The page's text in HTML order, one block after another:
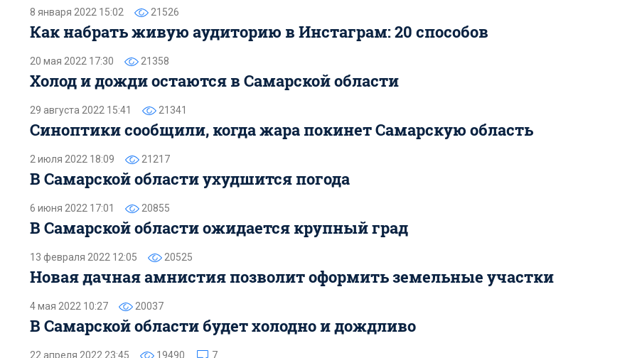
8 января 2022 15:02 21526
Как набрать живую аудиторию в Инстаграм: 20 способов
20 мая 2022 17:30 21358
Холод и дожди остаются в Самарской области
29 августа 2022 15:41 21341
Синоптики сообщили, когда жара покинет Самарскую область
2 июля 2022 18:09 21217
В Самарской области ухудшится погода
6 июня 2022 17:01 20855
В Самарской области ожидается крупный град
13 февраля 2022 12:05 20525
Новая дачная амнистия позволит оформить земельные участки
4 мая 2022 10:27 20037
В Самарской области будет холодно и дождливо
22 апреля 2022 23:45 19490 7